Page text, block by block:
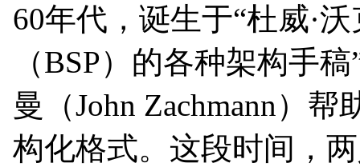
60年代，诞生于“杜威·
（BSP）的各种架构手
曼（John Zachmann）
构化格式。这段时间，